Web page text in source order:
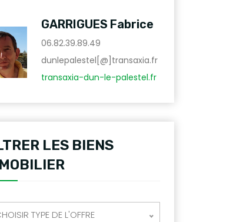
GARRIGUES Fabrice
06.82.39.89.49
dunlepalestel[@]transaxia.fr
transaxia-dun-le-palestel.fr
LES BIENS
TYPE DE L'OFFRE